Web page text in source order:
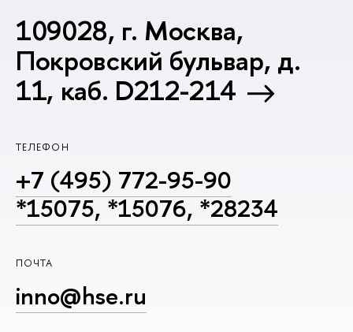
109028, г. Москва,
Покровский бульвар, д.
11, каб. D212-214
ТЕЛЕФОН
+7 (495) 772-95-90
*15075, *15076, *28234
ПОЧТА
inno@hse.ru